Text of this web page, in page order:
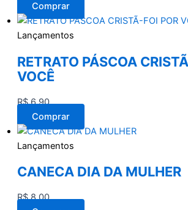
Comprar
Lançamentos
RETRATO PÁSCOA
VOCÊ
R$6,90
Comprar
Lançamentos
CANECA DIA DA MULHER
R$8,00